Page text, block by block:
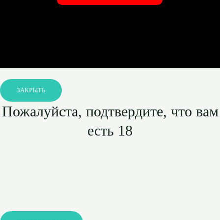
ЗАКРЫТЬ
Пожалуйста, подтвердите, что вам
есть 18